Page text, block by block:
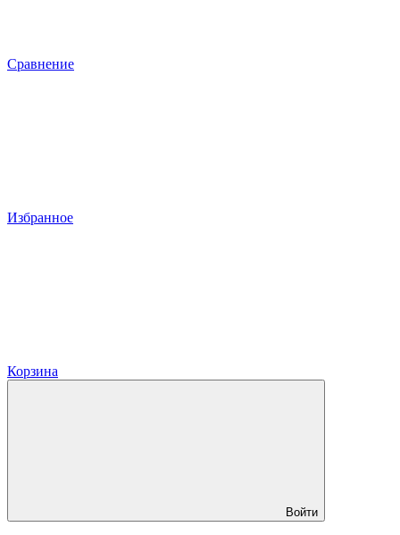
Сравнение
Избранное
Корзина
Войти